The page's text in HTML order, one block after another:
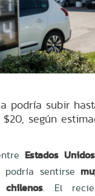
podría subir
según
Estados
podría sentirse
. El